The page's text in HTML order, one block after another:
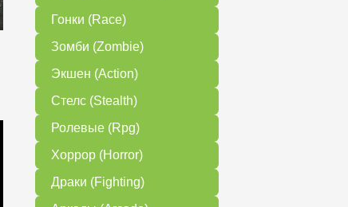
Гонки (Race)
Зомби (Zombie)
Экшен (Action)
Стелс (Stealth)
Ролевые (Rpg)
Хоррор (Horror)
Драки (Fighting)